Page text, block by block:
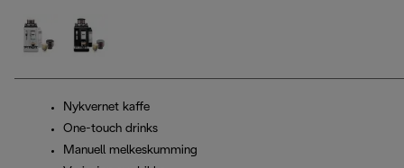
Nykvernet kaffe
One-touch drinks
Manuell melkeskumming